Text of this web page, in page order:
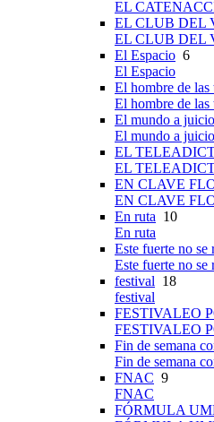
EL
EL CLUB DEL
EL CLUB DEL
El Espacio 6
El Espacio
El hombre de las
El hombre de las
El mundo a juicio
El mundo a juicio
EL
EL
EN CLAVE
EN CLAVE
En ruta 10
En ruta
Este fuerte no se
Este fuerte no se
festival 18
festival
FESTIVALEO
FESTIVALEO
Fin de semana
Fin de semana
FNAC 9
FNAC
FÓRMULA